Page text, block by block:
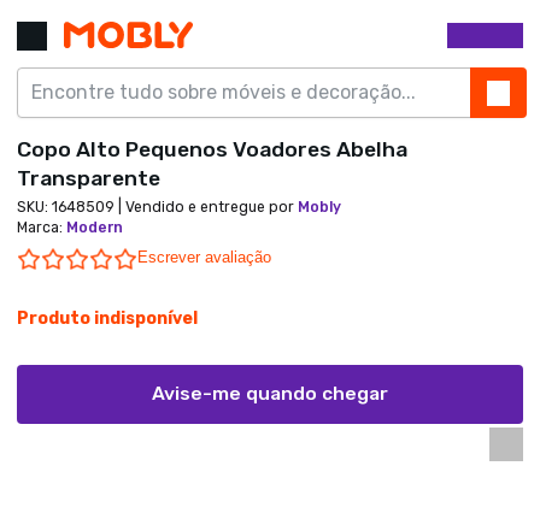
Copo Alto Pequenos Voadores Abelha
Transparente
SKU: 1648509 | Vendido e entregue por Mobly
Marca: Modern
0.0 star rating
Escrever avaliação
Produto indisponível
Avise-me quando chegar